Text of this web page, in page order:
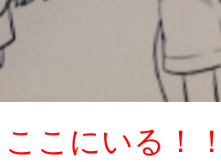
こにいる！